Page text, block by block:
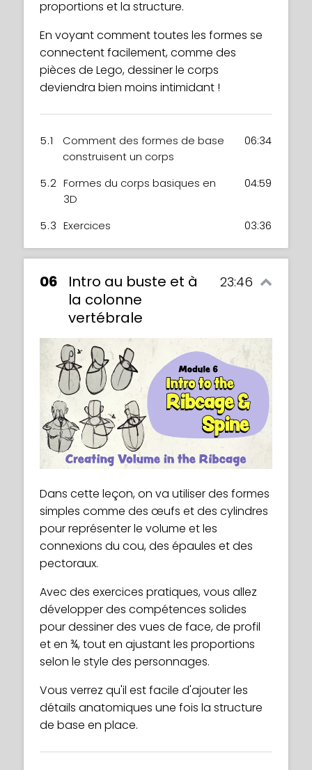
proportions et la structure.
En voyant comment toutes les formes se
connectent facilement, comme des
pièces de Lego, dessiner le corps
deviendra bien moins intimidant !
5.1
Comment des formes de base
construisent un corps
06:34
5.2 Formes du corps basiques en
3D
04:59
5.3 Exercices 03:36
06
Intro au buste et à
la colonne
vertébrale
23:46
Dans cette leçon, on va utiliser des formes
simples comme des œufs et des cylindres
pour représenter le volume et les
connexions du cou, des épaules et des
pectoraux.
Avec des exercices pratiques, vous allez
développer des compétences solides
pour dessiner des vues de face, de profil
et en ¾, tout en ajustant les proportions
selon le style des personnages.
Vous verrez qu'il est facile d'ajouter les
détails anatomiques une fois la structure
de base en place.